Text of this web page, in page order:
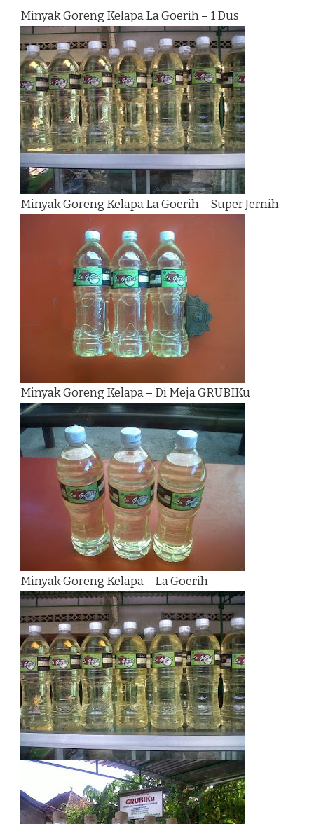
Minyak Goreng Kelapa La Goerih – 1 Dus
Minyak Goreng Kelapa La Goerih – Super Jernih
Minyak Goreng Kelapa – Di Meja GRUBIKu
Minyak Goreng Kelapa – La Goerih